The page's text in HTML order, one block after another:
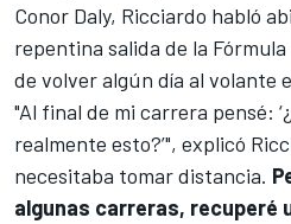
Conor Daly, Ricciardo habló
repentina salida de la
de volver algún día al volante
"Al final de mi carrera pensé:
realmente esto?’", explicó
necesitaba tomar distancia.
algunas carreras, recuperé